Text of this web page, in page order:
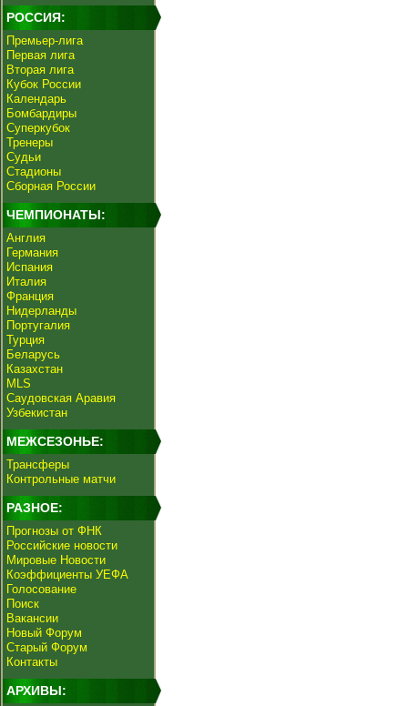
РОССИЯ:
Премьер-лига
Первая лига
Вторая лига
Кубок России
Календарь
Бомбардиры
Суперкубок
Тренеры
Судьи
Стадионы
Сборная России
ЧЕМПИОНАТЫ:
Англия
Германия
Испания
Италия
Франция
Нидерланды
Португалия
Турция
Беларусь
Казахстан
MLS
Саудовская Аравия
Узбекистан
МЕЖСЕЗОНЬЕ:
Трансферы
Контрольные матчи
РАЗНОЕ:
Прогнозы от ФНК
Российские новости
Мировые Новости
Коэффициенты УЕФА
Голосование
Поиск
Вакансии
Новый Форум
Старый Форум
Контакты
АРХИВЫ: